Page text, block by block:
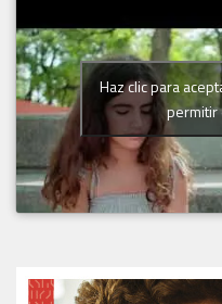
Haz clic para
permitir